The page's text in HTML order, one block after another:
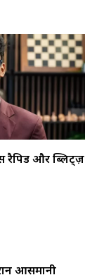
रैपिड और ब्लिट्ज़
आसमानी